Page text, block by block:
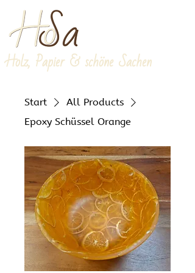
Holz, Papier & schöne Sachen
Start
All Products
Epoxy Schüssel Orange